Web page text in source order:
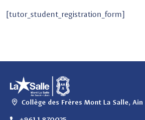
[tutor_student_registration_form]
Collège des Frères Mont La Salle, Ain